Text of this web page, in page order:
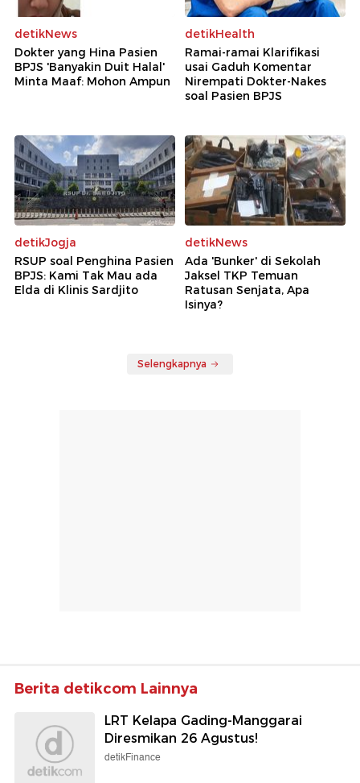
detikNews
Dokter yang Hina Pasien
BPJS 'Banyakin Duit Halal'
Minta Maaf: Mohon Ampun
detikHealth
Ramai-ramai Klarifikasi
usai Gaduh Komentar
Nirempati Dokter-Nakes
soal Pasien BPJS
detikJogja
RSUP soal Penghina Pasien
BPJS: Kami Tak Mau ada
Elda di Klinis Sardjito
detikNews
Ada 'Bunker' di Sekolah
Jaksel TKP Temuan
Ratusan Senjata, Apa
Isinya?
Selengkapnya
Berita detikcom Lainnya
LRT Kelapa Gading-Manggarai
Diresmikan 26 Agustus!
detikFinance